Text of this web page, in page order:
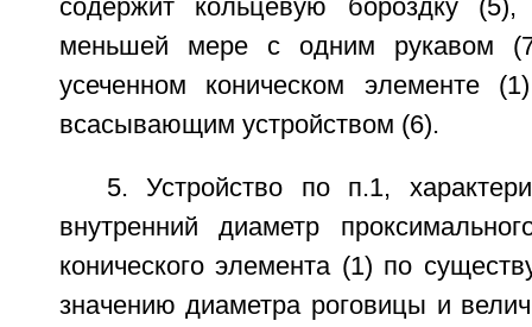
содержит кольцевую бороздку
меньшей мере с одним рукавом
усеченном коническом элементе
всасывающим устройством (6).
5. Устройство по п.1,
внутренний диаметр
конического элемента (1) по
значению диаметра роговицы и